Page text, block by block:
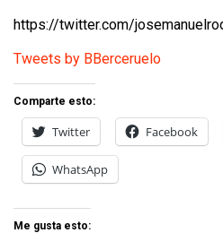
https://twitter.com/
Tweets by BBerceruelo
Comparte esto:
Twitter Facebook
WhatsApp
Me gusta esto: